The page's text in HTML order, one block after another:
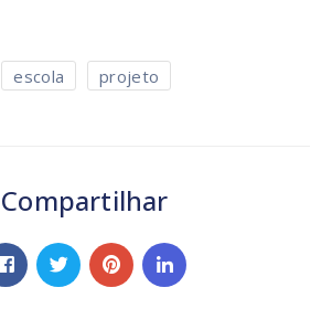
escola projeto
Compartilhar